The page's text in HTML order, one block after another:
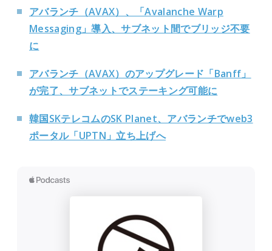
アバランチ（AVAX）、「Avalanche Warp
Messaging」導入、サブネット間でブリッジ不要
に
アバランチ（AVAX）のアップグレード「Banff」
が完了、サブネットでステーキング可能に
韓国SKテレコムのSK Planet、アバランチでweb3
ポータル「UPTN」立ち上げへ